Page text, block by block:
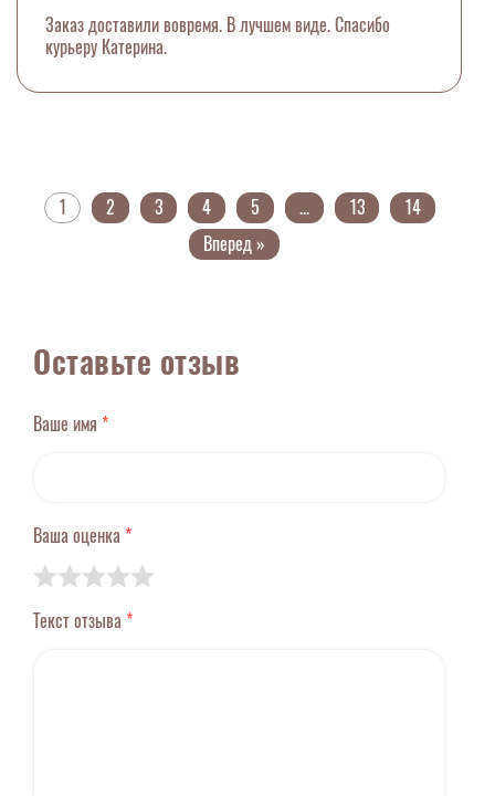
Заказ доставили вовремя. В лучшем виде. Спасибо
курьеру Катерина.
1 2 3 4 5 ... 13
14
Вперед »
Оставьте отзыв
Ваше имя *
Ваша оценка *
Текст отзыва *